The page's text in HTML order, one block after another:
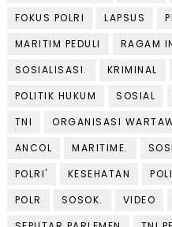
FOKUS POLRI
LAPSUS
MARITIM PEDULI
RAGAM
SOSIALISASI.
KRIMINAL
POLITIK HUKUM
SOSIAL
TNI
ORGANISASI
ANCOL
MARITIME.
POLRI'
KESEHATAN
POLR
SOSOK. VIDEO